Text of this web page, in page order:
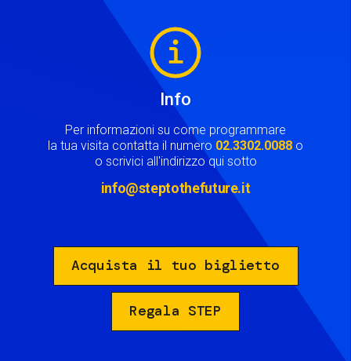
Info
Per informazioni su come programmare
la tua visita contatta il numero 02.3302.0088 o
o scrivici all'indirizzo qui sotto
info@steptothefuture.it
Acquista il tuo biglietto
Regala STEP